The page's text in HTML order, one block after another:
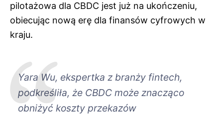
pilotażowa dla CBDC jest już na ukończeniu,
obiecując nową erę dla finansów cyfrowych w
kraju.
Yara Wu, ekspertka z branży fintech,
podkreśliła, że CBDC może znacząco
obniżyć koszty przekazów